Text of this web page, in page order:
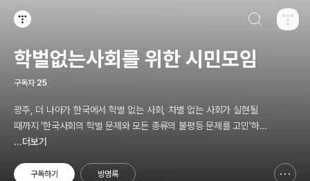
학벌없는사회를 위한 시민모임
구독자 25
광주, 더 나아가 한국에서 학벌 없는 사회, 차별 없는 사회가 실현될
때까지 ‘한국사회의 학벌 문제와 모든 종류의 불평등 문제를 고민’하
고, 나아가 ‘그것의 해결을 위한 시민참여 운동’을 펼치고 있는 비영리
...더보기
구독하기 방명록